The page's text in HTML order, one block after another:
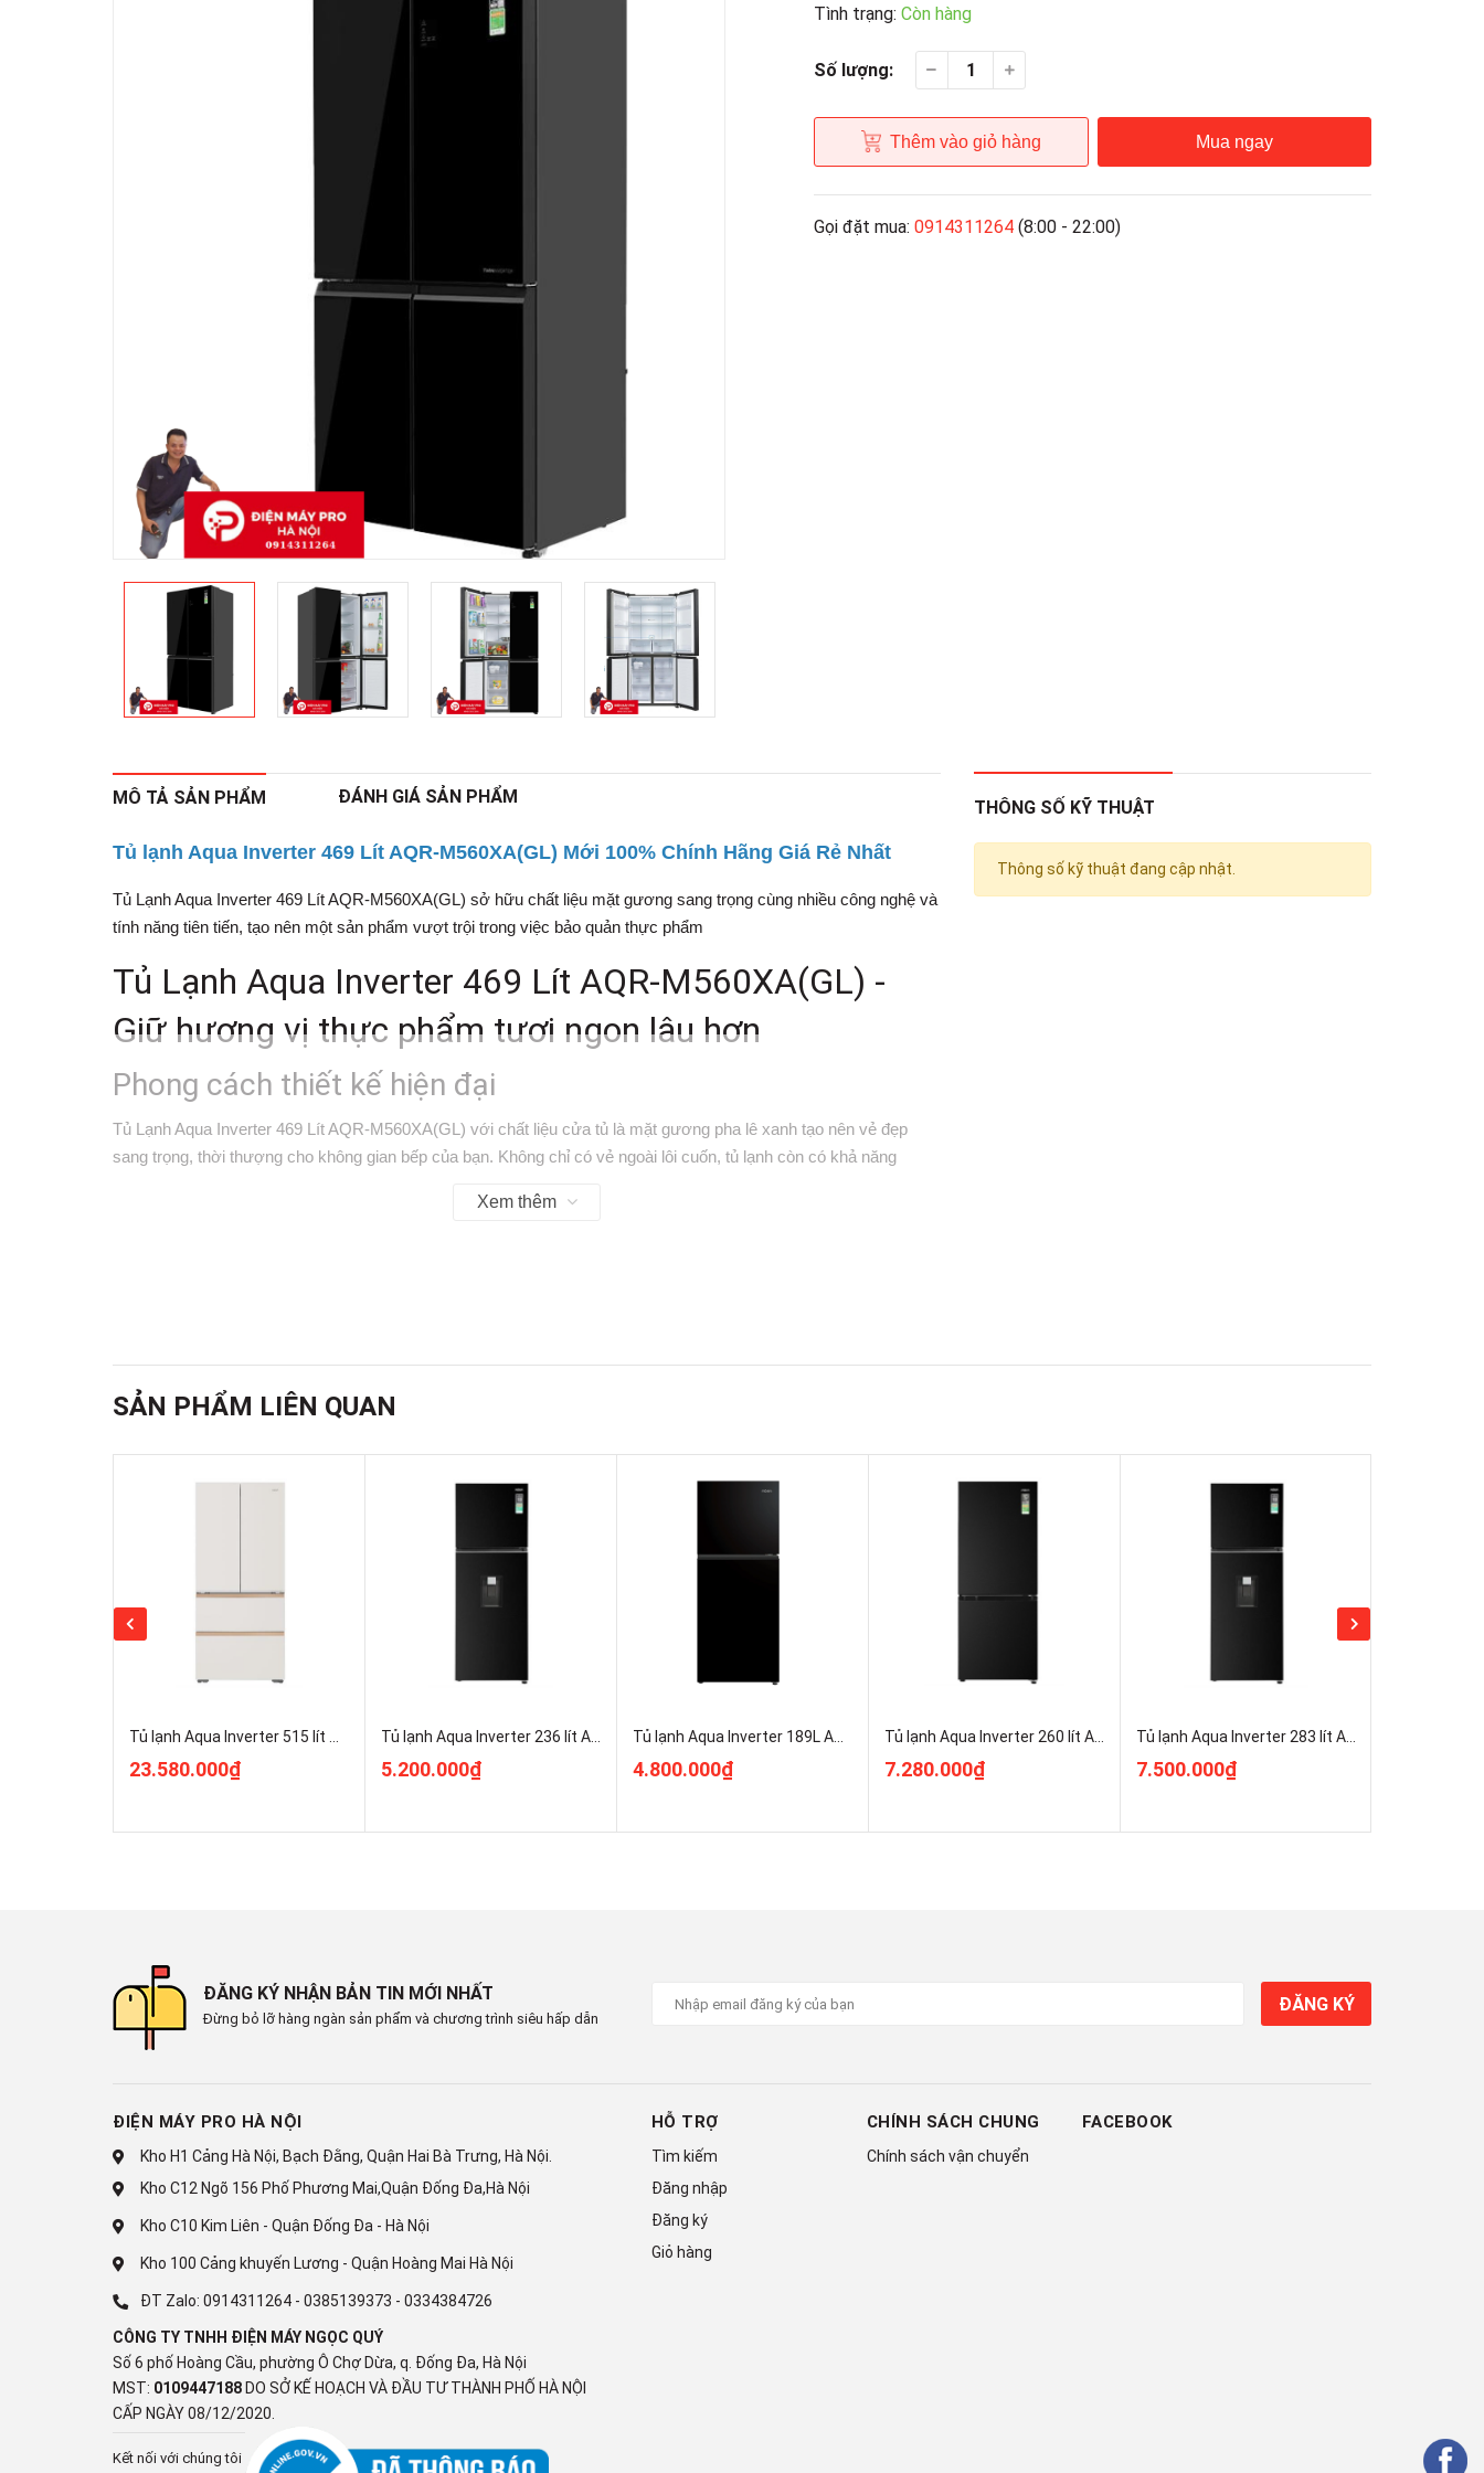
Tình trạng: Còn hàng
Số lượng:
Thêm vào giỏ hàng Mua ngay
Gọi đặt mua: 0914311264 (8:00 - 22:00)
MÔ TẢ SẢN PHẨM ĐÁNH GIÁ SẢN PHẨM
Tủ lạnh Aqua Inverter 469 Lít AQR-M560XA(GL) Mới 100% Chính Hãng Giá Rẻ Nhất
Tủ Lạnh Aqua Inverter 469 Lít AQR-M560XA(GL) sở hữu chất liệu mặt gương sang trọng cùng nhiều công nghệ và
tính năng tiên tiến, tạo nên một sản phẩm vượt trội trong việc bảo quản thực phẩm
Tủ Lạnh Aqua Inverter 469 Lít AQR-M560XA(GL) -
Giữ hương vị thực phẩm tươi ngon lâu hơn
Phong cách thiết kế hiện đại
Tủ Lạnh Aqua Inverter 469 Lít AQR-M560XA(GL) với chất liệu cửa tủ là mặt gương pha lê xanh tạo nên vẻ đẹp
sang trọng, thời thượng cho không gian bếp của bạn. Không chỉ có vẻ ngoài lôi cuốn, tủ lạnh còn có khả năng
Tủ Lạnh Aqua Inverter 469 Lít AQR-M560XA(GL) có phong cách thiết kế hiện đại
Đèn LED chiếu sáng
Đèn LED chiếu sáng
Bảng điều khiển cảm ứng
Bảng điều khiển cảm ứng cho phép người dùng chỉ cần một nút chạm có thể điều chỉnh nhiều chế độ khác nhau
mà không cần mở tủ. Tính năng này giúp việc sử dụngtủ lạnh Aqua
thất thoát hơi lạnh.
Xem thêm
THÔNG SỐ KỸ THUẬT
Thông số kỹ thuật đang cập nhật.
SẢN PHẨM LIÊN QUAN
Tủ lạnh Aqua Inverter 515 lít Multi Door AQR-MA590XA(MC)U1
23.580.000₫
Tủ lạnh Aqua Inverter 236 lít AQR-T265FA(WFB) Chính Hãng Giá Rẻ
5.200.000₫
Tủ lạnh Aqua Inverter 189L AQR-T225FA(LB) Chính Hãng Giá Rẻ
4.800.000₫
Tủ lạnh Aqua Inverter 260 lít AQR-B310MA(FB)
7.280.000₫
Tủ lạnh Aqua Inverter 283 lít AQR-T305FA(WLB) Chính Hãng
7.500.000₫
ĐĂNG KÝ NHẬN BẢN TIN MỚI NHẤT
Đừng bỏ lỡ hàng ngàn sản phẩm và chương trình siêu hấp dẫn
ĐĂNG KÝ
ĐIỆN MÁY PRO HÀ NỘI
Kho H1 Cảng Hà Nội, Bạch Đằng, Quận Hai Bà Trưng, Hà Nội.
Kho C12 Ngõ 156 Phố Phương Mai,Quận Đống Đa,Hà Nội
Kho C10 Kim Liên - Quận Đống Đa - Hà Nội
Kho 100 Cảng khuyến Lương - Quận Hoàng Mai Hà Nội
ĐT Zalo: 0914311264 - 0385139373 - 0334384726
CÔNG TY TNHH ĐIỆN MÁY NGỌC QUÝ
Số 6 phố Hoàng Cầu, phường Ô Chợ Dừa, q. Đống Đa, Hà Nội
MST: 0109447188DO SỞ KẾ HOẠCH VÀ ĐẦU TƯ THÀNH PHỐ HÀ NỘI
CẤP NGÀY 08/12/2020.
Kết nối với chúng tôi
HỖ TRỢ
Tìm kiếm
Đăng nhập
Đăng ký
Giỏ hàng
CHÍNH SÁCH CHUNG
Chính sách vận chuyển
FACEBOOK